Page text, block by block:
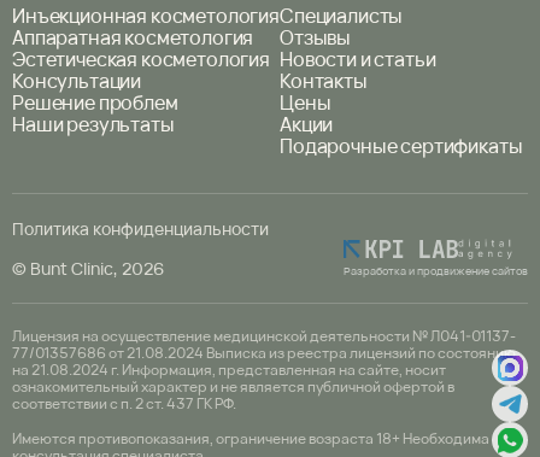
Инъекционная косметология
Аппаратная косметология
Эстетическая косметология
Консультации
Решение проблем
Наши результаты
Специалисты
Отзывы
Новости и статьи
Контакты
Цены
Акции
Подарочные сертификаты
Политика конфиденциальности
© Bunt Clinic, 2026
Разработка и продвижение сайтов
Лицензия на осуществление медицинской деятельности № Л041-01137-
77/01357686 от 21.08.2024 Выписка из реестра лицензий по состоянию
на 21.08.2024 г. Информация, представленная на сайте, носит
ознакомительный характер и не является публичнойофертой в
соответствии с п. 2 ст. 437 ГК РФ.
Имеются противопоказания, ограничение возраста 18+ Необходима